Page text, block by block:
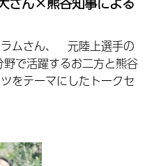
ムさん、 元陸上選手の
で活躍するお二方と熊谷
をテーマにしたトークセ